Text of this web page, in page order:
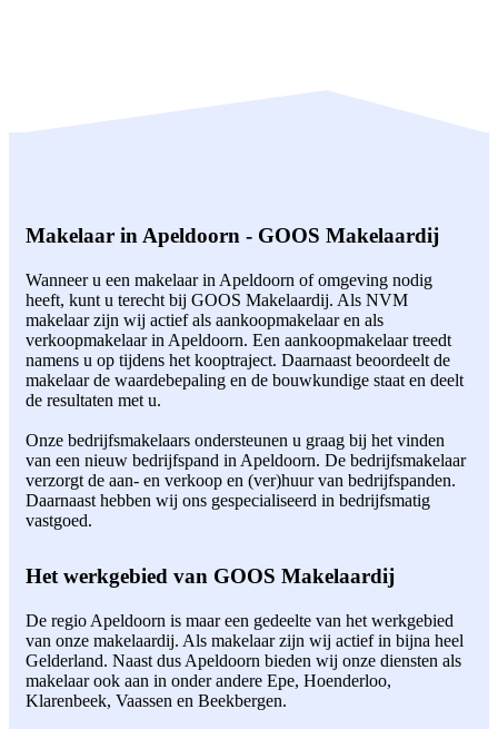
Makelaar in Apeldoorn - GOOS Makelaardij
Wanneer u een makelaar in Apeldoorn of omgeving nodig
heeft, kunt u terecht bij GOOS Makelaardij. Als NVM
makelaar zijn wij actief als aankoopmakelaar en als
verkoopmakelaar in Apeldoorn. Een aankoopmakelaar treedt
namens u op tijdens het kooptraject. Daarnaast beoordeelt de
makelaar de waardebepaling en de bouwkundige staat en deelt
de resultaten met u.
Onze bedrijfsmakelaars ondersteunen u graag bij het vinden
van een nieuw bedrijfspand in Apeldoorn. De bedrijfsmakelaar
verzorgt de aan- en verkoop en (ver)huur van bedrijfspanden.
Daarnaast hebben wij ons gespecialiseerd in bedrijfsmatig
vastgoed.
Het werkgebied van GOOS Makelaardij
De regio Apeldoorn is maar een gedeelte van het werkgebied
van onze makelaardij. Als makelaar zijn wij actief in bijna heel
Gelderland. Naast dus Apeldoorn bieden wij onze diensten als
makelaar ook aan in onder andere Epe, Hoenderloo,
Klarenbeek, Vaassen en Beekbergen.